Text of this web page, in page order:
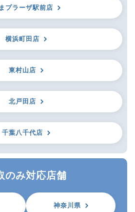
プラーザ駅前店
横浜町田店
東村山店
北戸田店
千葉八千代店
のみ対応店舗
神奈川県